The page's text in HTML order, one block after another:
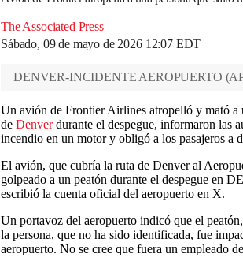
The Associated Press
Sábado, 09 de mayo de 2026 12:07 EDT
DENVER-INCIDENTE AEROPUERTO (
Un avión de Frontier Airlines atropelló y mató a
de Denverdurante el despegue, informaron las
incendio en un motor y obligó a los pasajeros a
El avión, que cubría la ruta de Denver al
golpeado a un peatón durante el despegue en
escribió la cuenta oficial del aeropuerto en X.
Un portavoz del aeropuerto indicó que el
la persona, que no ha sido identificada, fue
aeropuerto. No se cree que fuera un empleado